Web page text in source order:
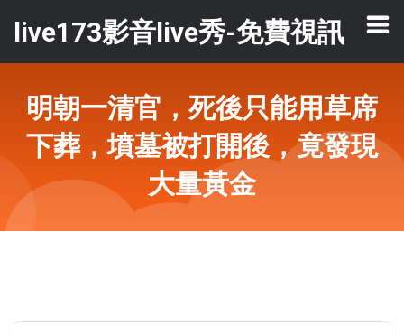
live173影音live秀-免費視訊
明朝一清官，死後只能用草席
下葬，墳墓被打開後，竟發現
大量黃金